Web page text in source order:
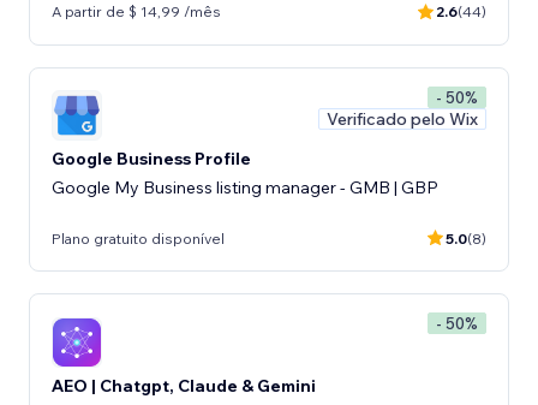
A partir de $ 14,99 /mês 2.6(44)
- 50%
Verificado pelo Wix
Google Business Profile
Google My Business listing manager - GMB | GBP
Plano gratuito disponível 5.0(8)
- 50%
AEO | Chatgpt, Claude & Gemini